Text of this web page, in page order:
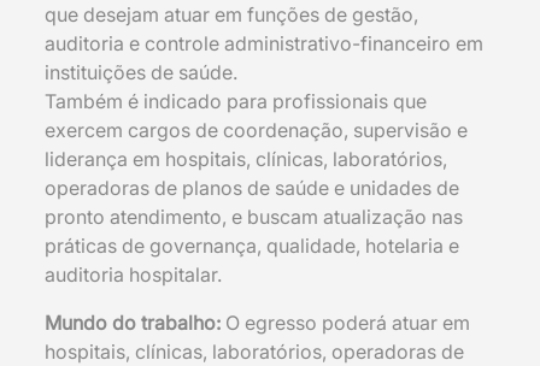
que desejam atuar em funções de gestão,
auditoria e controle administrativo-financeiro em
instituições de saúde.
Também é indicado para profissionais que
exercem cargos de coordenação, supervisão e
liderança em hospitais, clínicas, laboratórios,
operadoras de planos de saúde e unidades de
pronto atendimento, e buscam atualização nas
práticas de governança, qualidade, hotelaria e
auditoria hospitalar.
Mundo do trabalho: O egresso poderá atuar em
hospitais, clínicas, laboratórios, operadoras de